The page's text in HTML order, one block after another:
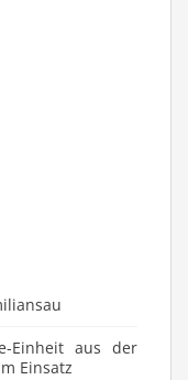
Einheit aus der
Einsatz